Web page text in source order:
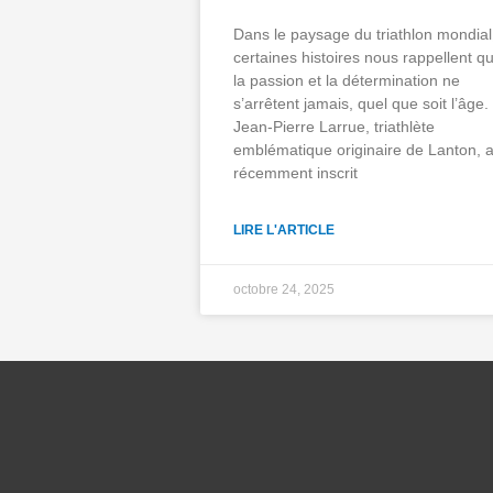
Dans le paysage du triathlon
certaines histoires nous rappellent
la passion et la détermination ne
s’arrêtent jamais, quel que soit l’âge.
Jean-Pierre Larrue, triathlète
emblématique originaire de Lanton, a
récemment inscrit
LIRE L'ARTICLE
octobre 24, 2025